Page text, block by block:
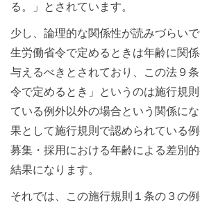
る。」とされています。
少し、論理的な関係性が読みづらい
生労働省令で定めるときは年齢に関
与えるべきとされており、この法９
令で定めるとき」というのは施行規
ている例外以外の場合という関係に
果として施行規則で認められている例
募集・採用における年齢による差別
結果になります。
それでは、この施行規則１条の３の